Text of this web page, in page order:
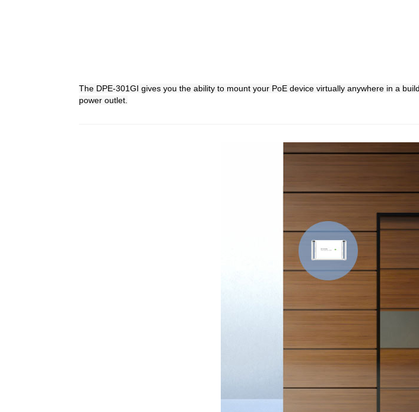
The DPE-301GI gives you the ability to mount your PoE device virtually anywhere in a
power outlet.